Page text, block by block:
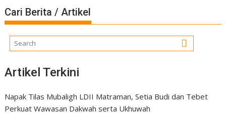
Cari Berita / Artikel
Artikel Terkini
Napak Tilas Mubaligh LDII Matraman, Setia Budi dan Tebet
Perkuat Wawasan Dakwah serta Ukhuwah